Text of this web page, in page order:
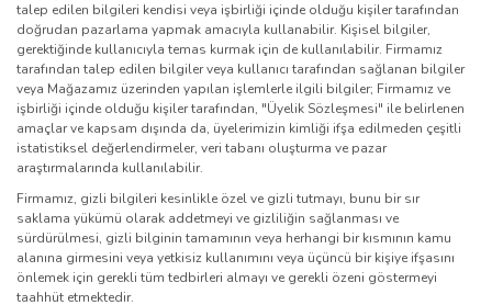
talep edilen bilgileri kendisi veya işbirliği içinde olduğu kişiler tarafından
doğrudan pazarlama yapmak amacıyla kullanabilir. Kişisel bilgiler,
gerektiğinde kullanıcıyla temas kurmak için de kullanılabilir. Firmamız
tarafından talep edilen bilgiler veya kullanıcı tarafından sağlanan bilgiler
veya Mağazamız üzerinden yapılan işlemlerle ilgili bilgiler; Firmamız ve
işbirliği içinde olduğu kişiler tarafından, "Üyelik Sözleşmesi" ile belirlenen
amaçlar ve kapsam dışında da, üyelerimizin kimliği ifşa edilmeden çeşitli
istatistiksel değerlendirmeler, veri tabanı oluşturma ve pazar
araştırmalarında kullanılabilir.
Firmamız, gizli bilgileri kesinlikle özel ve gizli tutmayı, bunu bir sır
saklama yükümü olarak addetmeyi ve gizliliğin sağlanması ve
sürdürülmesi, gizli bilginin tamamının veya herhangi bir kısmının kamu
alanına girmesini veya yetkisiz kullanımını veya üçüncü bir kişiye ifşasını
önlemek için gerekli tüm tedbirleri almayı ve gerekli özeni göstermeyi
taahhüt etmektedir.